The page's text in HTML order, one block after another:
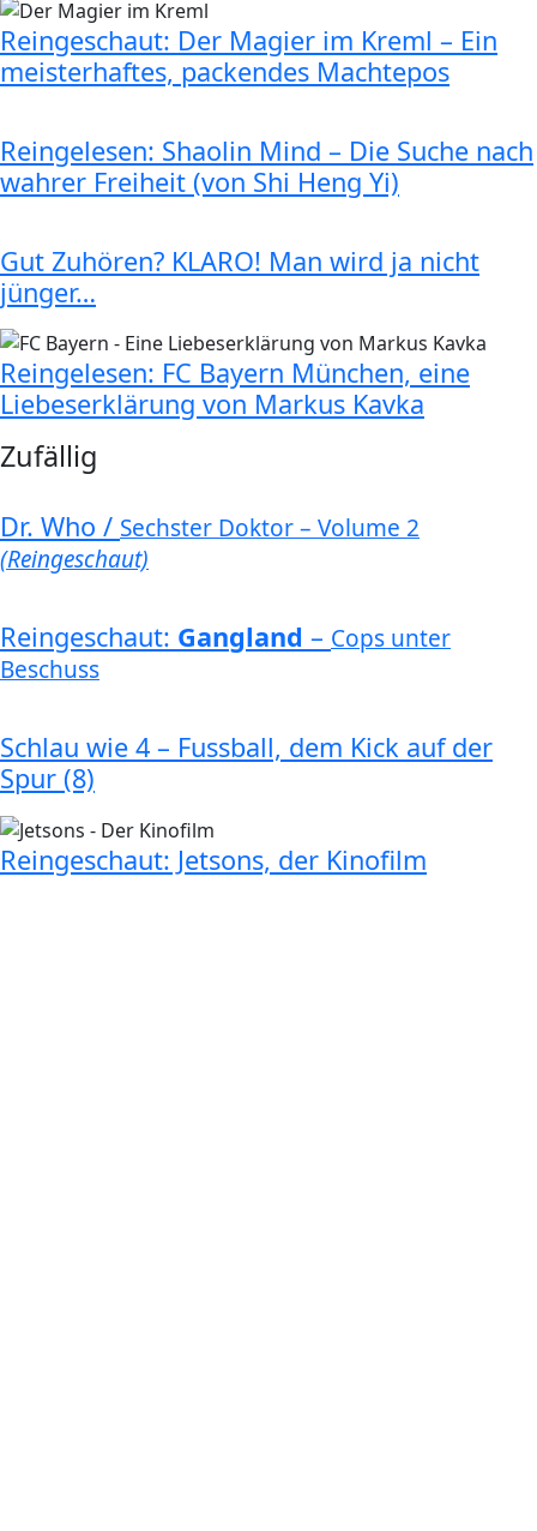
Reingeschaut: Der Magier im Kreml – Ein
meisterhaftes, packendes Machtepos
Reingelesen: Shaolin Mind – Die Suche nach
wahrer Freiheit (von Shi Heng Yi)
Gut Zuhören? KLARO! Man wird ja nicht
jünger…
Reingelesen: FC Bayern München, eine
Liebeserklärung von Markus Kavka
Zufällig
Dr. Who / Sechster Doktor – Volume 2
(Reingeschaut)
Reingeschaut: Gangland – Cops unter
Beschuss
Schlau wie 4 – Fussball, dem Kick auf der
Spur (8)
Reingeschaut: Jetsons, der Kinofilm